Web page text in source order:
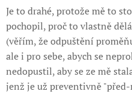
Je to drahé, protože mě to
pochopil, proč to vlastně
(věřím, že odpuštění
ale i pro sebe, abych se
nedopustil, aby se ze mě
jenž je už preventivně